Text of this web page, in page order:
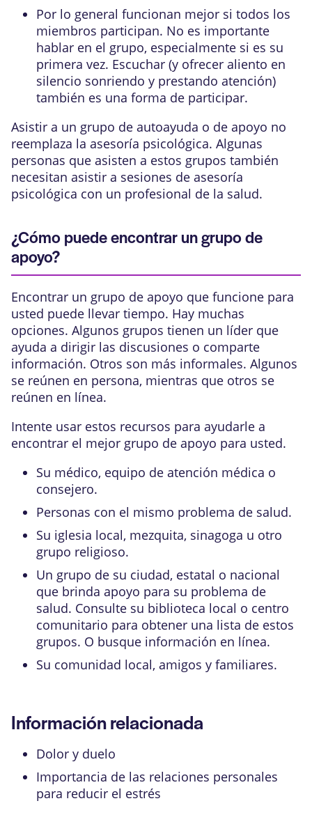
Por lo general funcionan mejor si todos los
miembros participan. No es importante
hablar en el grupo, especialmente si es su
primera vez. Escuchar (y ofrecer aliento en
silencio sonriendo y prestando atención)
también es una forma de participar.
Asistir a un grupo de autoayuda o de apoyo no
reemplaza la asesoría psicológica. Algunas
personas que asisten a estos grupos también
necesitan asistir a sesiones de asesoría
psicológica con un profesional de la salud.
¿Cómo puede encontrar un grupo de
apoyo?
Encontrar un grupo de apoyo que funcione para
usted puede llevar tiempo. Hay muchas
opciones. Algunos grupos tienen un líder que
ayuda a dirigir las discusiones o comparte
información. Otros son más informales. Algunos
se reúnen en persona, mientras que otros se
reúnen en línea.
Intente usar estos recursos para ayudarle a
encontrar el mejor grupo de apoyo para usted.
Su médico, equipo de atención médica o
consejero.
Personas con el mismo problema de salud.
Su iglesia local, mezquita, sinagoga u otro
grupo religioso.
Un grupo de su ciudad, estatal o nacional
que brinda apoyo para su problema de
salud. Consulte su biblioteca local o centro
comunitario para obtener una lista de estos
grupos. O busque información en línea.
Su comunidad local, amigos y familiares.
Información relacionada
Dolor y duelo
Importancia de las relaciones personales
para reducir el estrés